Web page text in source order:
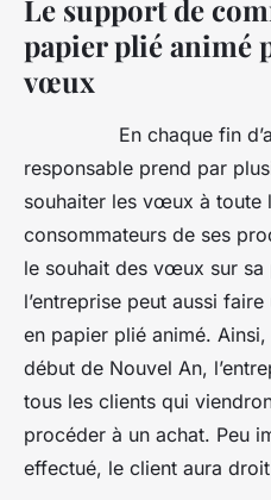
Le support de
papier plié animé
vœux
En chaque fin
responsable prend par
souhaiter les vœux à toute
consommateurs de ses
le souhait des vœux sur
l’entreprise peut aussi
en papier plié animé.
début de Nouvel An,
tous les clients qui
procéder à un achat. Peu
effectué, le client aura